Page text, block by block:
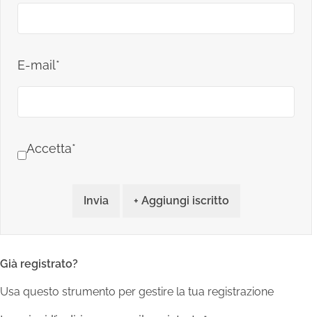
E-mail*
Accetta*
Invia + Aggiungi iscritto
Già registrato?
Usa questo strumento per gestire la tua registrazione